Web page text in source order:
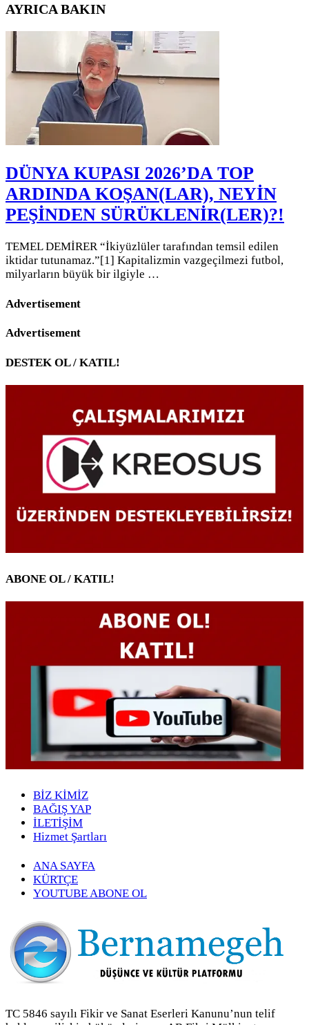
AYRICA BAKIN
DÜNYA KUPASI 2026’DA TOP
ARDINDA KOŞAN(LAR), NEYİN
PEŞİNDEN SÜRÜKLENİR(LER)?!
TEMEL DEMİRER “İkiyüzlüler tarafından temsil edilen
iktidar tutunamaz.”[1] Kapitalizmin vazgeçilmezi futbol,
milyarların büyük bir ilgiyle …
Advertisement
Advertisement
DESTEK OL / KATIL!
ABONE OL / KATIL!
BİZ KİMİZ
BAĞIŞ YAP
İLETİŞİM
Hizmet Şartları
ANA SAYFA
KÜRTÇE
YOUTUBE ABONE OL
TC 5846 sayılı Fikir ve Sanat Eserleri Kanunu’nun telif